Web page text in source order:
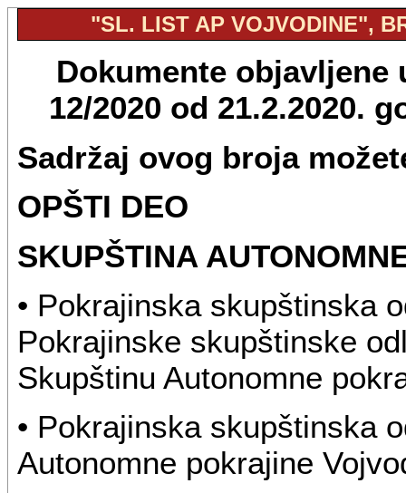
"SL. LIST AP VOJVODINE",
Dokumente
12/2020 od 21.2.2020.
Sadržaj ovog broja
OPŠTI DEO
SKUPŠTINA
• Pokrajinska skupštinska
Pokrajinske skupštinske
Skupštinu Autonomne
• Pokrajinska skupštinska
Autonomne pokrajine